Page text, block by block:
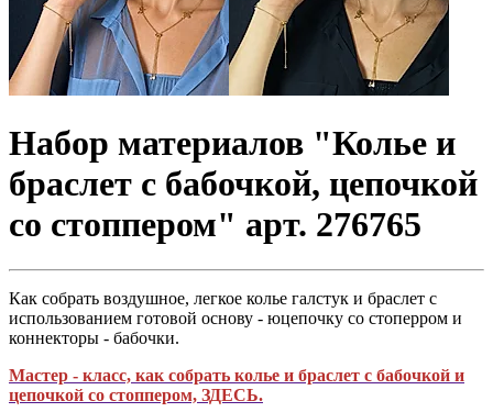
Набор материалов "Колье и
браслет с бабочкой, цепочкой
со стоппером" арт. 276765
Как собрать воздушное, легкое колье галстук и браслет с
использованием готовой основу - юцепочку со стоперром и
коннекторы - бабочки.
Мастер - класс, как собрать колье и браслет с бабочкой и
цепочкой со стоппером, ЗДЕСЬ.